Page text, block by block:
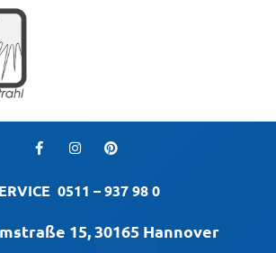
0511 – 937 98 0
15, 30165 Hannover